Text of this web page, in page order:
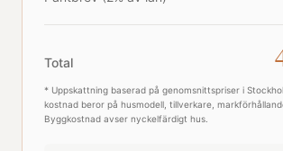
Total
* Uppskattning baserad på genomsnittspriser i
kostnad beror på husmodell, tillverkare,
Byggkostnad avser nyckelfärdigt hus.